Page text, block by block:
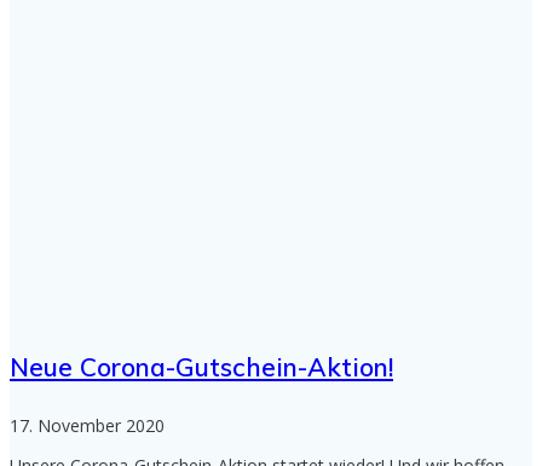
Neue Corona-Gutschein-Aktion!
17. November 2020